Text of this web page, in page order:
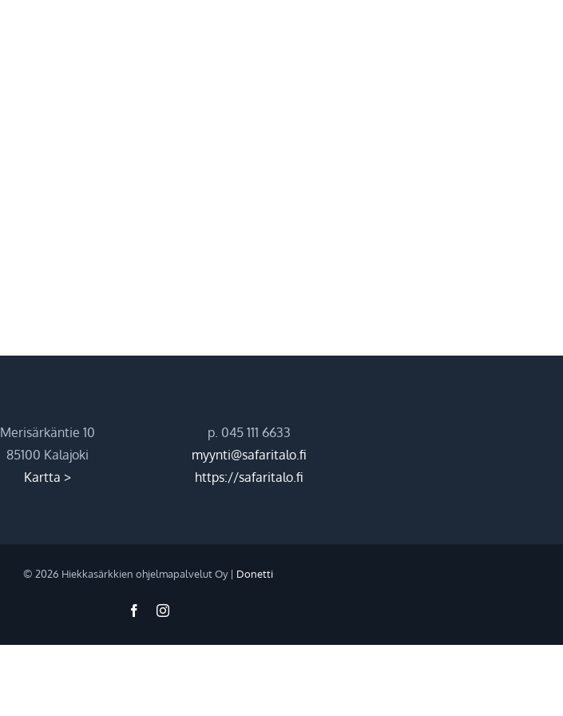
Merisärkäntie 10
85100 Kalajoki
Kartta >
p. 045 111 6633
myynti@safaritalo.fi
https://safaritalo.fi
© 2026 Hiekkasärkkien ohjelmapalvelut Oy | Donetti
FacebookInstagram